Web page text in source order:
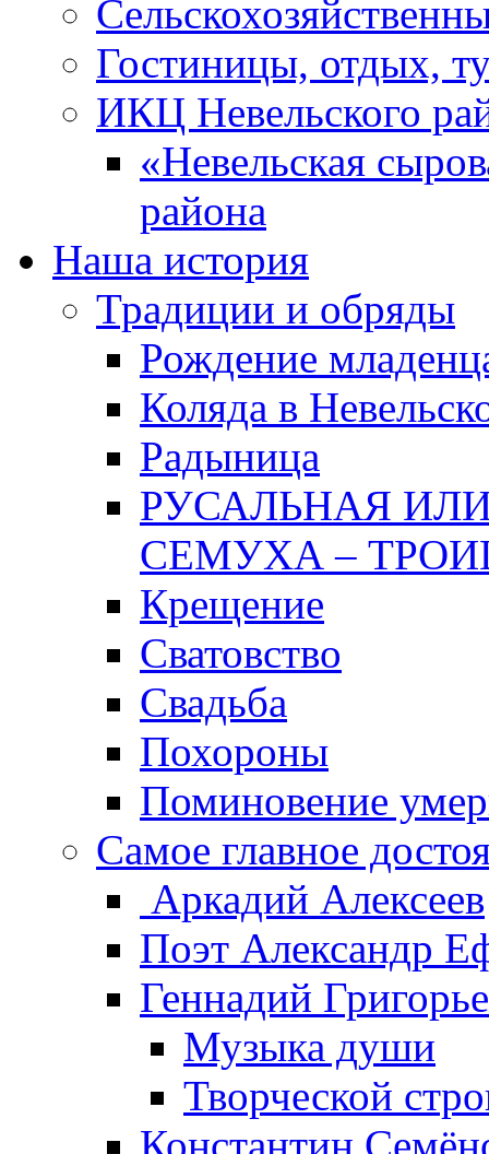
Гостиницы, отдых,
ИКЦ Невельского
«Невельская
района
Наша история
Традиции и обряды
Рождение
Коляда в
Радыница
РУСАЛЬНАЯ
СЕМУХА –
Крещение
Сватовство
Свадьба
Похороны
Поминовение
Самое главное
Аркадий Алексеев
Поэт Александр
Геннадий
Музыка души
Творческой
Константин